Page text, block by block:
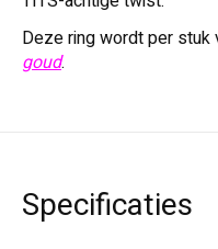
Deze ring wordt per stuk
goud.
Specificaties